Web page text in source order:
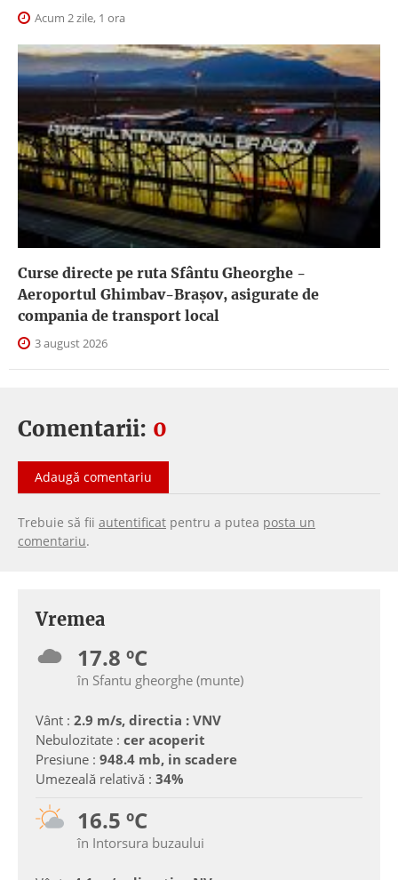
Acum 2 zile, 1 ora
Curse directe pe ruta Sfântu Gheorghe -
Aeroportul Ghimbav-Braşov, asigurate de
compania de transport local
3 august 2026
Comentarii: 0
Adaugă comentariu
Trebuie să fii autentificat pentru a putea posta un
comentariu.
Vremea
17.8 ºC
în Sfantu gheorghe (munte)
Vânt : 2.9 m/s, directia : VNV
Nebulozitate : cer acoperit
Presiune : 948.4 mb, in scadere
Umezeală relativă : 34%
16.5 ºC
în Intorsura buzaului